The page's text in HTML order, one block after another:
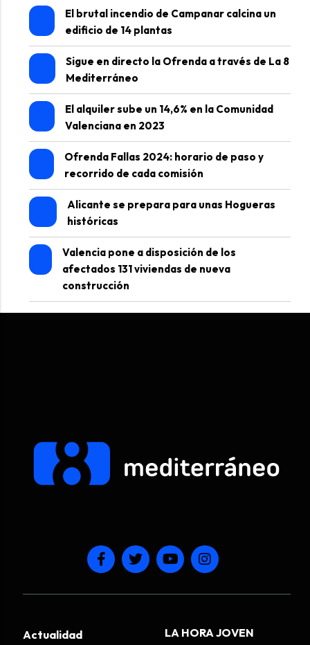
El brutal incendio de Campanar calcina un
edificio de 14 plantas
Sigue en directo la Ofrenda a través de La 8
Mediterráneo
El alquiler sube un 14,6% en la Comunidad
Valenciana en 2023
Ofrenda Fallas 2024: horario de paso y
recorrido de cada comisión
Alicante se prepara para unas Hogueras
históricas
Valencia pone a disposición de los
afectados 131 viviendas de nueva
construcción
Actualidad
LA HORA JOVEN